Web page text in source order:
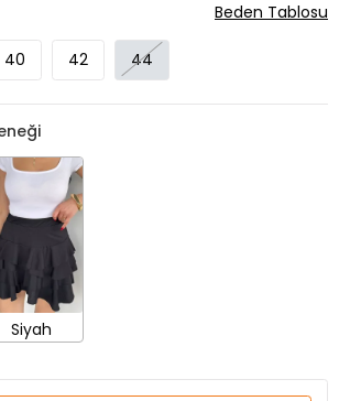
Siyah
Koleksiyona Ekle